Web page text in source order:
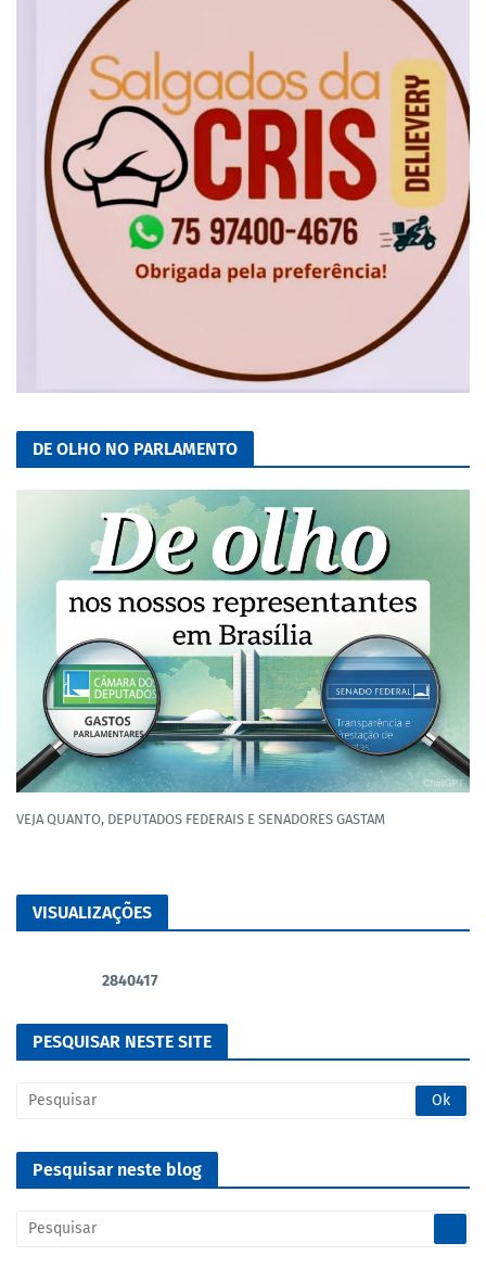
DE OLHO NO PARLAMENTO
VEJA QUANTO, DEPUTADOS FEDERAIS E SENADORES GASTAM
VISUALIZAÇÕES
2840417
PESQUISAR NESTE SITE
Pesquisar neste blog